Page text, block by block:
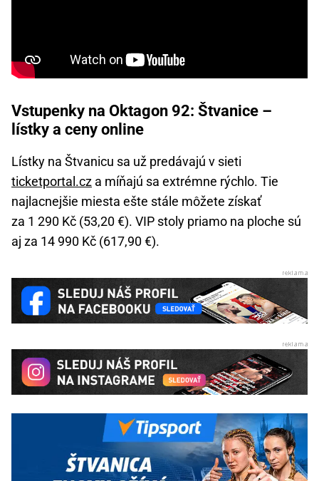
Vstupenky na Oktagon 92: Štvanice –
lístky a ceny online
Lístky na Štvanicu sa už predávajú v sieti
ticketportal.cz a míňajú sa extrémne rýchlo. Tie
najlacnejšie miesta ešte stále môžete získať
za 1 290 Kč (53,20 €). VIP stoly priamo na ploche sú
aj za 14 990 Kč (617,90 €).